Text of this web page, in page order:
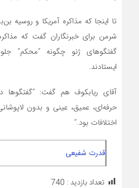
تا اینجا که مذاکره آمریکا و روسیه
شرمن برای خبرنگاران گفت که
گفتگوهای ژنو چگونه “محکم”
ایستادند.
آقای ریابکوف هم گفت: “گفتگوها
حرفه‌ای، عمیق، عینی و بدون
اختلافات بود.”
قدرت شفیعی
تعداد بازدید : 740